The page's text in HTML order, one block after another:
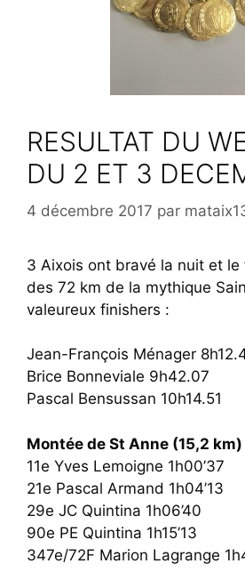
RESULTAT DU
DU 2 ET 3
4 décembre 2017 par
3 Aixois ont bravé la nuit et
des 72 km de la mythique
valeureux finishers :
Jean-François Ménager
Brice Bonneviale 9h42.07
Pascal Bensussan 10h14.51
Montée de St Anne (15,2 km)
11e Yves Lemoigne 1h00’37
21e Pascal Armand 1h04’13
29e JC Quintina 1h06’40
90e PE Quintina 1h15’13
347e/72F Marion Lagrange